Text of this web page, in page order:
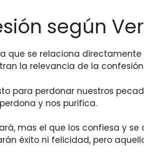
según
que se relaciona
la relevancia de la
para perdonar nuestros
y nos purifica.
mas el que los confiesa y
éxito ni felicidad, pero